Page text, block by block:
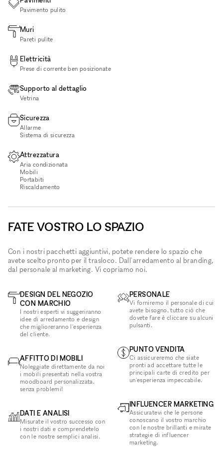
Pavimento pulito
Muri
Pareti pulite
Elettricità
Prese di corrente ben posizionate
Supporto al dettaglio
Vetrina
Sicurezza
Allarme
Sistema di sicurezza
Attrezzatura
Aria condizionata
Mobili
Portabiti
Riscaldamento
FATE VOSTRO LO SPAZIO
Con i nostri pacchetti aggiuntivi, potete rendere lo spazio che
avete scelto pronto per il trasloco. Dall'arredamento al branding,
dal personale al marketing. Vi copriamo noi.
DESIGN DEL NEGOZIO
CON MARCHIO
I nostri esperti vi suggeriranno
idee di arredamento e design
che miglioreranno l'esperienza
del cliente.
AFFITTO DI MOBILI
Noleggiate direttamente da noi
i mobili presentati nella vostra
moodboard personalizzata,
senza problemi!
DATI E ANALISI
Misurate il vostro successo con
i nostri dati e comprendetelo
con le nostre semplici analisi.
PERSONALE
Vi forniremo il personale di cui
avete bisogno, tutto ciò che
dovete fare è cliccare su alcuni
pulsanti.
PUNTO VENDITA
Ci assicureremo che siate
pronti ad accettare tutte le
principali carte di credito per
un'esperienza impeccabile.
INFLUENCER MARKETING
Assicuratevi che le persone
conoscano il vostro marchio
con le nostre brillanti e mirate
strategie di influencer
marketing.